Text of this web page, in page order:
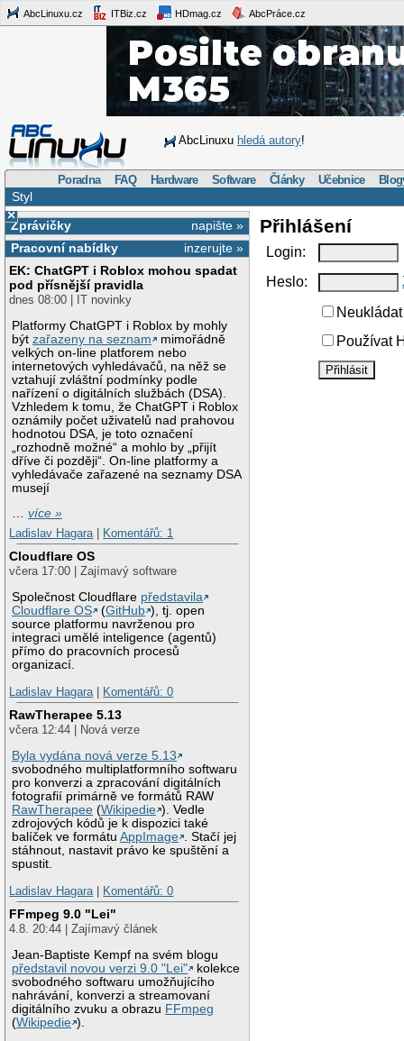
AbcLinuxu.cz ITBiz.cz HDmag.cz AbcPráce.cz
AbcLinuxu hledá autory!
Poradna FAQ Hardware Software Články Učebnice
Styl
×
napište »
Zprávičky
inzerujte »
Pracovní nabídky
EK: ChatGPT i Roblox mohou spadat
pod přísnější pravidla
dnes 08:00 | IT novinky
Platformy ChatGPT i Roblox by mohly
býtzařazeny na seznam
mimořádně
velkých on-line platforem nebo
internetových vyhledávačů, na něž se
vztahují zvláštní podmínky podle
nařízení o digitálních službách (DSA).
Vzhledem k tomu, že ChatGPT i Roblox
oznámily počet uživatelů nad prahovou
hodnotou DSA, je toto označení
„rozhodně možné“ a mohlo by „přijít
dříve či později“. On-line platformy a
vyhledávače zařazené na seznamy DSA
musejí
…více »
Ladislav Hagara
Komentářů: 1
Cloudflare OS
včera 17:00 | Zajímavý software
Společnost Cloudflare představila
Cloudflare OS
(GitHub ), tj. open
source platformu navrženou pro
integraci umělé inteligence (agentů)
přímo do pracovních procesů
organizací.
Ladislav Hagara
Komentářů: 0
RawTherapee 5.13
včera 12:44 | Nová verze
Byla vydána nová verze 5.13
svobodného multiplatformního softwaru
pro konverzi a zpracování digitálních
fotografií primárně ve formátů RAW
RawTherapee (Wikipedie ). Vedle
zdrojových kódů je k dispozici také
balíček ve formátuAppImage . Stačí jej
stáhnout, nastavit právo ke spuštění a
spustit.
Ladislav Hagara
Komentářů: 0
FFmpeg 9.0 "Lei"
4.8. 20:44 | Zajímavý článek
Jean-Baptiste Kempf na svém blogu
představil novou verzi 9.0 "Lei"
kolekce
svobodného softwaru umožňujícího
nahrávání, konverzi a streamovaní
digitálního zvuku a obrazu FFmpeg
(Wikipedie ).
Přihlášení
Login:
Heslo:
Používat